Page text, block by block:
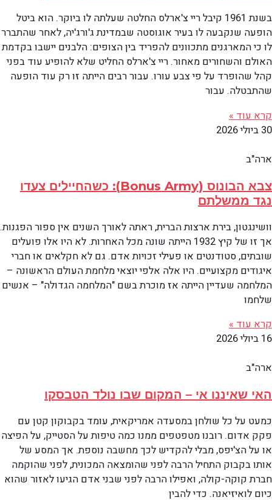
בשנת 1961 קיבל ריי צ'ארלס החלטה שעלתה לו ביוקר. הוא ביטל
הופעה שנקבעה לו בעיר אוגוסטה שבמדינת ג'ורג'יה, לאחר שהתברר
לו כי המארגנים מתכוונים להפריד בין הצופים: הלבנים יישבו בקדמת
האולם והשחורים מאחור. ריי צ'ארלס החליט שלא להופיע עוד בפני
קהל שהופרד על פי צבע עורו. עבור רבים הייתה זו רק עוד הופעה
שהתבטלה. עבור
קרא עוד »
30 ביולי 2026
ארה"ב
צבא הבונוס (Bonus Army): כשהחיילים צעדו
נגד ממשלתם
וושינגטון, בירת ארצות הברית, ראתה לאורך השנים אין ספור הפגנות.
אך זו של קיץ 1932 הייתה שונה מכל האחרות. לא היו אלו פועלים
שובתים, סטודנטים או פעילי זכויות אדם. גם לא חקלאים או חברי
איגודים מקצועיים. היו אלה אלפי יוצאי מלחמת העולם הראשונה –
המלחמה שעדיין הייתה אז מוכרת בשם "המלחמה הגדולה" – אנשים
שלחמו
קרא עוד »
16 ביולי 2026
ארה"ב
האי שאיננו אי – המקום שבו נולד הטבסקו
כמעט על כל שולחן במסעדה אמריקאית, עומד בקבוקון קטן עם
פקק אדום. רובנו מטפטפים ממנו כמה טיפות על הסטייק, על הפיצה
או על הצ'יפס, מבלי להקדיש לכך מחשבה נוספת. אך המסע של
אותו בקבוק התחיל הרבה לפני שהומצאה המכונית, לפני שהוקמה
חברת קוקה-קולה, ואפילו הרבה לפני שבני אדם הגיעו לאזור שהוא
כיום לואיזיאנה. כדי להבין